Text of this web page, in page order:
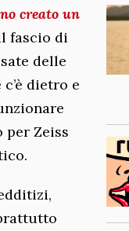
creato un
fascio di
delle
dietro e
per Zeiss